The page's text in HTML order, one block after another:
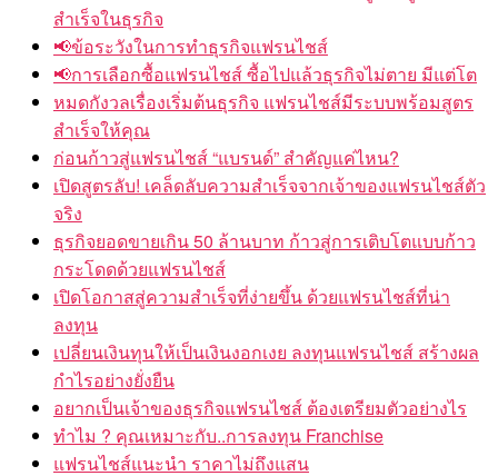
สำเร็จในธุรกิจ
📢ข้อระวังในการทำธุรกิจแฟรนไชส์
📢การเลือกซื้อแฟรนไชส์ ซื้อไปแล้วธุรกิจไม่ตาย มีแต่โต
หมดกังวลเรื่องเริ่มต้นธุรกิจ แฟรนไชส์มีระบบพร้อมสูตร
สำเร็จให้คุณ
ก่อนก้าวสู่แฟรนไชส์ “แบรนด์” สำคัญแค่ไหน?
เปิดสูตรลับ! เคล็ดลับความสำเร็จจากเจ้าของแฟรนไชส์ตัว
จริง
ธุรกิจยอดขายเกิน 50 ล้านบาท ก้าวสู่การเติบโตแบบก้าว
กระโดดด้วยแฟรนไชส์
เปิดโอกาสสู่ความสำเร็จที่ง่ายขึ้น ด้วยแฟรนไชส์ที่น่า
ลงทุน
เปลี่ยนเงินทุนให้เป็นเงินงอกเงย ลงทุนแฟรนไชส์ สร้างผล
กำไรอย่างยั่งยืน
อยากเป็นเจ้าของธุรกิจแฟรนไชส์ ต้องเตรียมตัวอย่างไร
ทำไม ? คุณเหมาะกับ..การลงทุน Franchise
แฟรนไชส์แนะนำ ราคาไม่ถึงแสน